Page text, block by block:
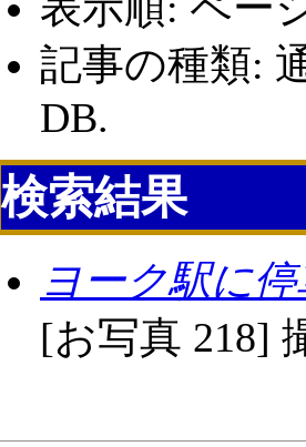
記事の種類:
DB.
検索結果
ヨーク駅に
[お写真 218]